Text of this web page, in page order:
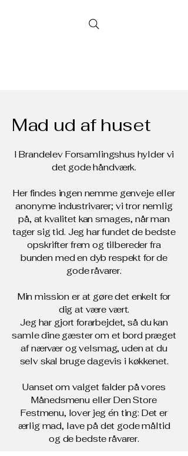
Mad ud af huset
I Brandelev Forsamlingshus hylder vi
det gode håndværk.
Her findes ingen nemme genveje eller
anonyme industrivarer; vi tror nemlig
på, at kvalitet kan smages, når man
tager sig tid. Jeg har fundet de bedste
opskrifter frem og tilbereder fra
bunden med en dyb respekt for de
gode råvarer.
Min mission er at gøre det enkelt for
dig at være vært.
Jeg har gjort forarbejdet, så du kan
samle dine gæster om et bord præget
af nærvær og velsmag, uden at du
selv skal bruge dagevis i køkkenet.
Uanset om valget falder på vores
Månedsmenu eller Den Store
Festmenu, lover jeg én ting: Det er
ærlig mad, lave på det gode måltid
og de bedste råvarer.